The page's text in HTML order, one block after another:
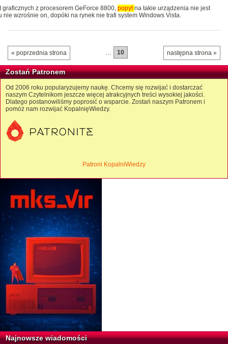
z procesorem GeForce 8800, popytna takie urządzenia nie jest
nie wzrośnie on, dopóki na rynek nie trafi system Windows Vista.
« poprzednia strona następna strona »
… 10
Zostań Patronem
Od 2006 roku popularyzujemy naukę. Chcemy się rozwijać i dostarczać
naszym Czytelnikom jeszcze więcej atrakcyjnych treści wysokiej jakości.
Dlatego postanowiliśmy poprosić o wsparcie. Zostań naszym Patronem i
pomóż nam rozwijać KopalnięWiedzy.
Patroni KopalniWiedzy
Najnowsze wiadomości